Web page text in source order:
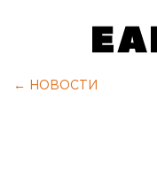
← НОВОСТИ